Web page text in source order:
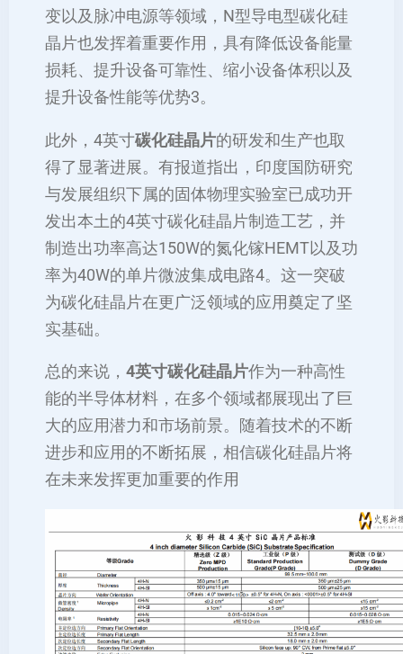
变以及脉冲电源等领域，N型导电型碳化硅
晶片也发挥着重要作用，具有降低设备能量
损耗、提升设备可靠性、缩小设备体积以及
提升设备性能等优势‌3。
此外，4英寸碳化硅晶片的研发和生产也取
得了显著进展。有报道指出，印度国防研究
与发展组织下属的固体物理实验室已成功开
发出本土的4英寸碳化硅晶片制造工艺，并
制造出功率高达150W的氮化镓HEMT以及功
率为40W的单片微波集成电路‌4。这一突破
为碳化硅晶片在更广泛领域的应用奠定了坚
实基础。
总的来说， 4英寸碳化硅晶片作为一种高性
能的半导体材料，在多个领域都展现出了巨
大的应用潜力和市场前景。随着技术的不断
进步和应用的不断拓展，相信碳化硅晶片将
在未来发挥更加重要的作用‌